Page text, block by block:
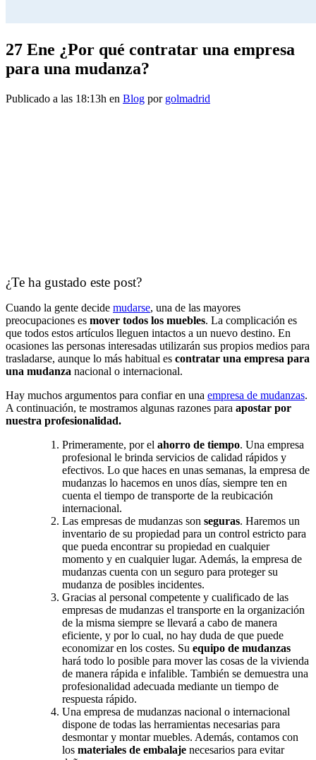
27 Ene ¿Por qué contratar una empresa
para una mudanza?
Publicado a las 18:13h en Blog por golmadrid
¿Te ha gustado este post?
Cuando la gente decide mudarse, una de las mayores
preocupaciones es mover todos los muebles. La complicación es
que todos estos artículos lleguen intactos a un nuevo destino. En
ocasiones las personas interesadas utilizarán sus propios medios para
trasladarse, aunque lo más habitual es contratar una empresa para
una mudanza nacional o internacional.
Hay muchos argumentos para confiar en una empresa de mudanzas.
A continuación, te mostramos algunas razones para apostar por
nuestra profesionalidad.
Primeramente, por el ahorro de tiempo. Una empresa
profesional le brinda servicios de calidad rápidos y
efectivos. Lo que haces en unas semanas, la empresa de
mudanzas lo hacemos en unos días, siempre ten en
cuenta el tiempo de transporte de la reubicación
internacional.
Las empresas de mudanzas son seguras. Haremos un
inventario de su propiedad para un control estricto para
que pueda encontrar su propiedad en cualquier
momento y en cualquier lugar. Además, la empresa de
mudanzas cuenta con un seguro para proteger su
mudanza de posibles incidentes.
Gracias al personal competente y cualificado de las
empresas de mudanzas el transporte en la organización
de la misma siempre se llevará a cabo de manera
eficiente, y por lo cual, no hay duda de que puede
economizar en los costes. Su equipo de mudanzas
hará todo lo posible para mover las cosas de la vivienda
de manera rápida e infalible. También se demuestra una
profesionalidad adecuada mediante un tiempo de
respuesta rápido.
Una empresa de mudanzas nacional o internacional
dispone de todas las herramientas necesarias para
desmontar y montar muebles. Además, contamos con
los materiales de embalaje necesarios para evitar